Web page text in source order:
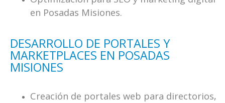
en Posadas Misiones.
DESARROLLO DE PORTALES Y
MARKETPLACES EN POSADAS
MISIONES
Creación de portales web para directorios,